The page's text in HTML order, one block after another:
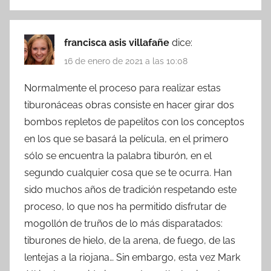
francisca asis villafañe dice:
16 de enero de 2021 a las 10:08
Normalmente el proceso para realizar estas
tiburonáceas obras consiste en hacer girar dos
bombos repletos de papelitos con los conceptos
en los que se basará la película, en el primero
sólo se encuentra la palabra tiburón, en el
segundo cualquier cosa que se te ocurra. Han
sido muchos años de tradición respetando este
proceso, lo que nos ha permitido disfrutar de
mogollón de truños de lo más disparatados:
tiburones de hielo, de la arena, de fuego, de las
lentejas a la riojana… Sin embargo, esta vez Mark